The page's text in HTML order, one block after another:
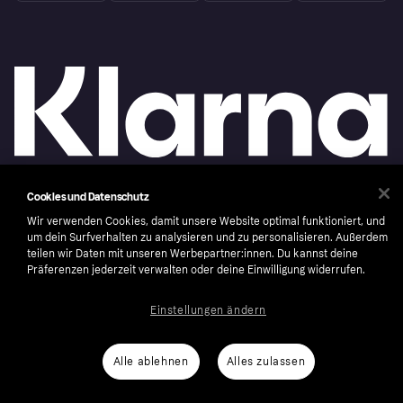
rights reserved. Klarna Bank AB (publ). Sveavägen 46, 111 34 Stockholm. Organization
number: 556737-0431
NutzungsbedingungenCookiesKlarna.com
Cookies und Datenschutz
Wir verwenden Cookies, damit unsere Website optimal funktioniert, und
um dein Surfverhalten zu analysieren und zu personalisieren. Außerdem
teilen wir Daten mit unseren Werbepartner:innen. Du kannst deine
Präferenzen jederzeit verwalten oder deine Einwilligung widerrufen.
Alle ablehnen Alles zulassen
Einstellungen ändern